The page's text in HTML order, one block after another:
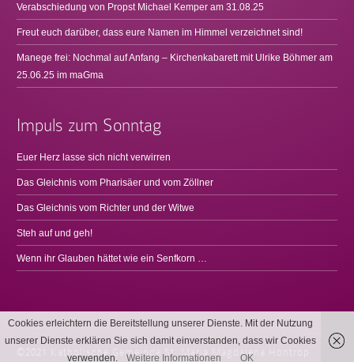
Verabschiedung von Propst Michael Kemper am 31.08.25
Freut euch darüber, dass eure Namen im Himmel verzeichnet sind!
Manege frei: Nochmal auf Anfang – Kirchenkabarett mit Ulrike Böhmer am
25.06.25 im maGma
Impuls zum Sonntag
Euer Herz lasse sich nicht verwirren
Das Gleichnis vom Pharisäer und vom Zöllner
Das Gleichnis vom Richter und der Witwe
Steh auf und geh!
Wenn ihr Glauben hättet wie ein Senfkorn …
©2021 Katholische Gemeinde St. Maria Magdalena Höntrop
Cookies erleichtern die Bereitstellung unserer Dienste. Mit der Nutzung
unserer Dienste erklären Sie sich damit einverstanden, dass wir Cookies
verwenden.
Weitere Informationen OK